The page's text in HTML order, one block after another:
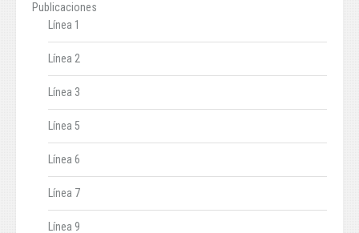
Publicaciones
Línea 1
Línea 2
Línea 3
Línea 5
Línea 6
Línea 7
Línea 9